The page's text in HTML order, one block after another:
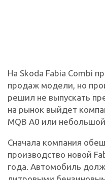
На Skoda Fabia Combi
продаж модели, но
решил не выпускать
на рынок выйдет
MQB A0 или
Сначала компания
производство новой
года. Автомобиль